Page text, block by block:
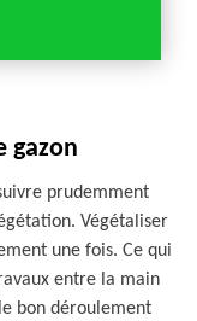
gazon
prudemment
Végétaliser
une fois. Ce qui
entre la main
bon déroulement